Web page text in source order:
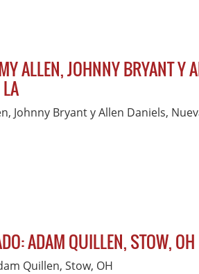
ALLEN, JOHNNY BRYANT Y
Johnny Bryant y Allen Daniels,
ADAM QUILLEN, STOW, OH
Quillen, Stow, OH